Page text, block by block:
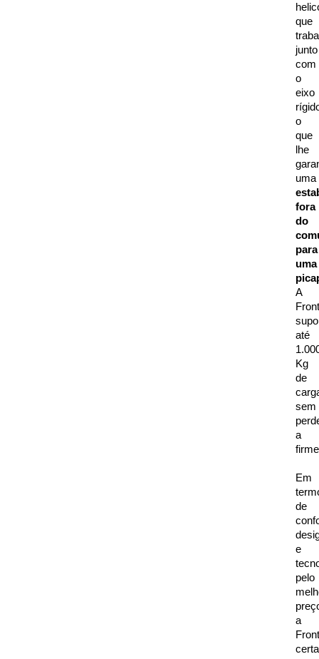
que
junto
com
o
eixo
o
que
lhe
fora
do
para
uma
A
até
Kg
de
sem
a
Em
de
e
pelo
a